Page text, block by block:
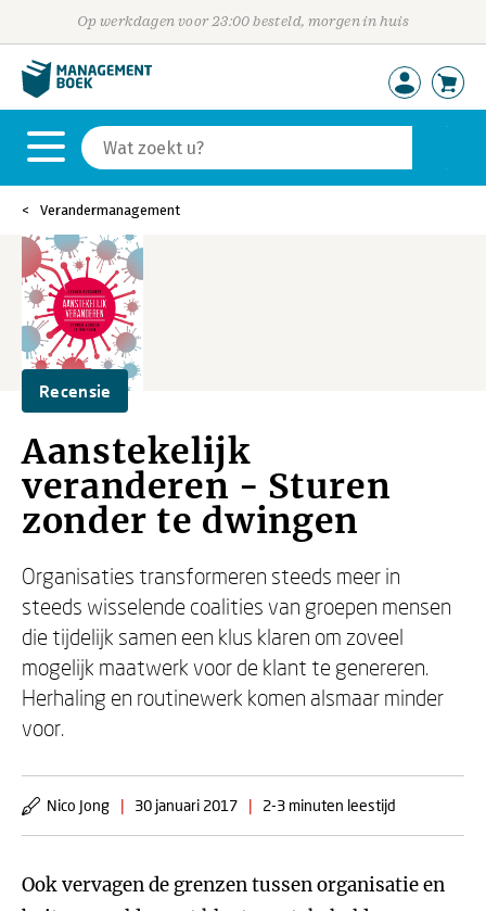
Op werkdagen voor 23:00 besteld, morgen in huis
Verandermanagement
Recensie
Aanstekelijk
veranderen - Sturen
zonder te dwingen
Organisaties transformeren steeds meer in
steeds wisselende coalities van groepen mensen
die tijdelijk samen een klus klaren om zoveel
mogelijk maatwerk voor de klant te genereren.
Herhaling en routinewerk komen alsmaar minder
voor.
Nico Jong | 30 januari 2017 | 2-3 minuten leestijd
Ook vervagen de grenzen tussen organisatie en